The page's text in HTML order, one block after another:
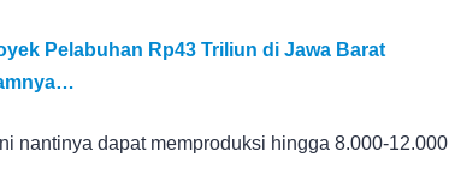
Pelabuhan Rp43 Triliun di Jawa Barat
nantinya dapat memproduksi hingga 8.000-12.000